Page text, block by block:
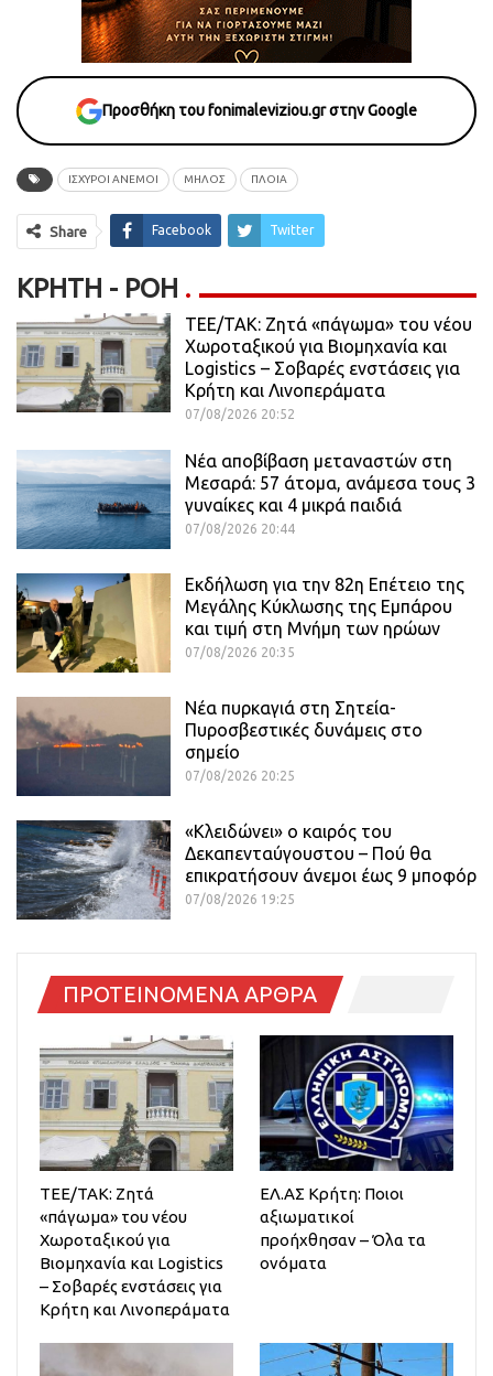
Προσθήκη του fonimaleviziou.gr στην Google
ΙΣΧΥΡΟΙ ΑΝΕΜΟΙ ΜΗΛΟΣ ΠΛΟΙΑ
Share Facebook Twitter
ΚΡΉΤΗ - ΡΟΗ
ΤΕΕ/ΤΑΚ: Ζητά «πάγωμα» του νέου
Χωροταξικού για Βιομηχανία και
Logistics – Σοβαρές ενστάσεις για
Κρήτη και Λινοπεράματα
07/08/2026 20:52
Νέα αποβίβαση μεταναστών στη
Μεσαρά: 57 άτομα, ανάμεσα τους 3
γυναίκες και 4 μικρά παιδιά
07/08/2026 20:44
Εκδήλωση για την 82η Επέτειο της
Μεγάλης Κύκλωσης της Εμπάρου
και τιμή στη Μνήμη των ηρώων
07/08/2026 20:35
Νέα πυρκαγιά στη Σητεία-
Πυροσβεστικές δυνάμεις στο
σημείο
07/08/2026 20:25
«Κλειδώνει» ο καιρός του
Δεκαπενταύγουστου – Πού θα
επικρατήσουν άνεμοι έως 9 μποφόρ
07/08/2026 19:25
ΠΡΟΤΕΙΝΟΜΕΝΑ ΑΡΘΡΑ
ΤΕΕ/ΤΑΚ: Ζητά
«πάγωμα» του νέου
Χωροταξικού για
Βιομηχανία και Logistics
– Σοβαρές ενστάσεις για
Κρήτη και Λινοπεράματα
ΕΛ.ΑΣ Κρήτη: Ποιοι
αξιωματικοί
προήχθησαν – Όλα τα
ονόματα